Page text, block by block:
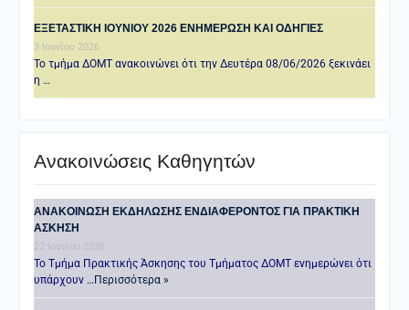
ΕΞΕΤΑΣΤΙΚΗ IOYNIOY 2026 ΕΝΗΜΕΡΩΣΗ ΚΑΙ ΟΔΗΓΙΕΣ
3 Ιουνίου 2026
Το τμήμα ΔΟΜΤ ανακοινώνει ότι την Δευτέρα 08/06/2026 ξεκινάει
η …
Ανακοινώσεις Καθηγητών
ANAKOINΩΣΗ ΕΚΔΗΛΩΣΗΣ ΕΝΔΙΑΦΕΡΟΝΤΟΣ ΓΙΑ ΠΡΑΚΤΙΚΗ
ΑΣΚΗΣΗ
22 Ιουνίου 2026
Το Τμήμα Πρακτικής Άσκησης του Τμήματος ΔΟΜΤ ενημερώνει ότι
υπάρχουν …Περισσότερα »